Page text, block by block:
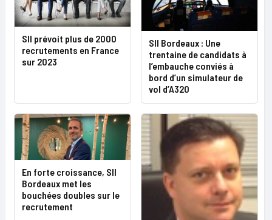
SII prévoit plus de 2000
recrutements en France
sur 2023
SII Bordeaux : Une
trentaine de candidats à
l’embauche conviés à
bord d’un simulateur de
vol d’A320
En forte croissance, SII
Bordeaux met les
bouchées doubles sur le
recrutement